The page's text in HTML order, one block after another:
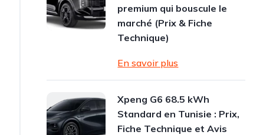
premium qui bouscule le
marché (Prix & Fiche
Technique)
En savoir plus
Xpeng G6 68.5 kWh
Standard en Tunisie : Prix,
Fiche Technique et Avis